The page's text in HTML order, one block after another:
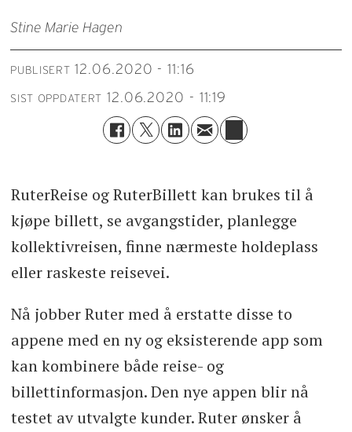
Stine Marie Hagen
PUBLISERT 12.06.2020 - 11:16
SIST OPPDATERT 12.06.2020 - 11:19
RuterReise og RuterBillett kan brukes til å
kjøpe billett, se avgangstider, planlegge
kollektivreisen, finne nærmeste holdeplass
eller raskeste reisevei.
Nå jobber Ruter med å erstatte disse to
appene med en ny og eksisterende app som
kan kombinere både reise- og
billettinformasjon. Den nye appen blir nå
testet av utvalgte kunder. Ruter ønsker å